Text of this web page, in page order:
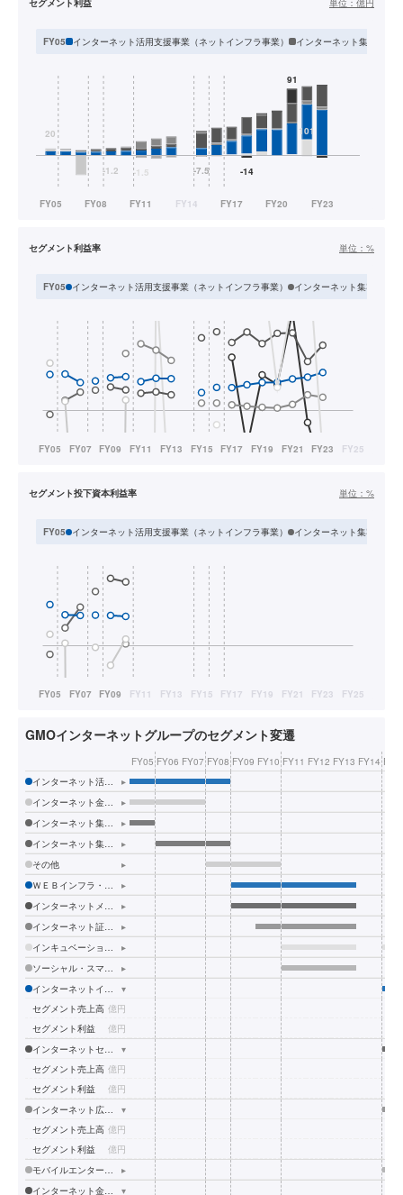
セグメント利益 単位： 億円
FY05 インターネット活用支援事業（ネットインフラ事業） インターネット集客支援
セグメント利益率 単位： %
FY05 インターネット活用支援事業（ネットインフラ事業） インターネット集客支援
セグメント投下資本利益率 単位： %
FY05 インターネット活用支援事業（ネットインフラ事業） インターネット集客支援
GMOインターネットグループのセグメント変遷
FY05 FY06 FY07 FY08 FY09 FY10 FY11 FY12 FY13 FY14
▸
▸
▸
▸
その他
▸
▸
▸
▸
▸
▸
▾
セグメント売上高 億円
セグメント利益
億円
▾
セグメント売上高 億円
セグメント利益
億円
▾
セグメント売上高 億円
セグメント利益
億円
▸
▾